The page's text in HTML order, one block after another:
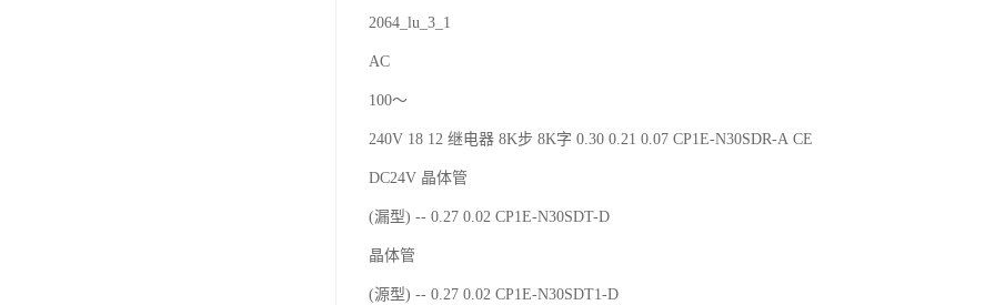
2064_lu_3_1
AC
100～
240V 18 12 继电器 8K步 8K字 0.30 0.21 0.07 CP1E-N30SDR-A CE
DC24V 晶体管
(漏型) -- 0.27 0.02 CP1E-N30SDT-D
晶体管
(源型) -- 0.27 0.02 CP1E-N30SDT1-D